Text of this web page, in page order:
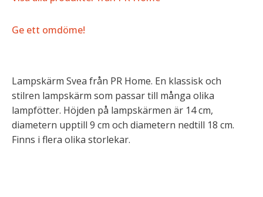
Ge ett omdöme!
Lampskärm Svea från PR Home. En klassisk och
stilren lampskärm som passar till många olika
lampfötter. Höjden på lampskärmen är 14 cm,
diametern upptill 9 cm och diametern nedtill 18 cm.
Finns i flera olika storlekar.